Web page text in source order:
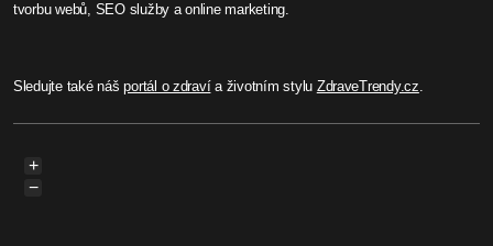
tvorbu webů, SEO služby a online marketing.
Sledujte také nášportál o zdravía životním stylu ZdraveTrendy.cz.
+
−